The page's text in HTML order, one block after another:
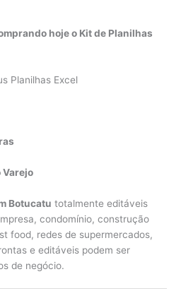
hoje o Kit de Planilhas
Varejo
Botucatu totalmente editáveis
condomínio, construção
food, redes de supermercados,
e editáveis podem ser
de negócio.